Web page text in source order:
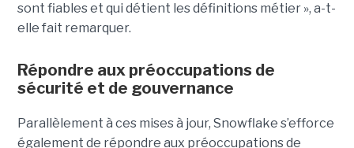
sont fiables et qui détient les définitions métier », a-t-
elle fait remarquer.
Répondre aux préoccupations de
sécurité et de gouvernance
Parallèlement à ces mises à jour, Snowflake s’efforce
également de répondre aux préoccupations de